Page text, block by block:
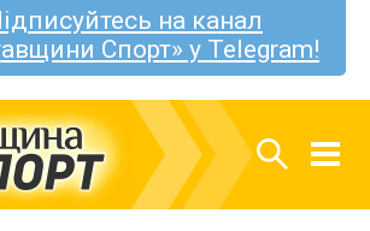
на канал
Спорт» у Telegram!